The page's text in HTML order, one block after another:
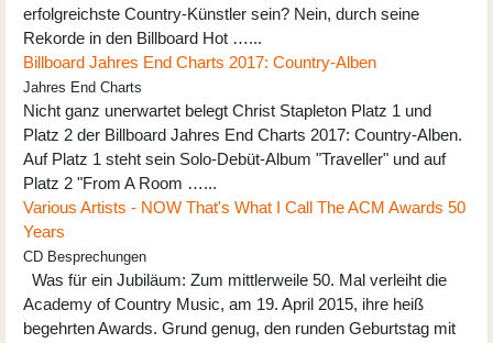
erfolgreichste Country-Künstler sein? Nein, durch seine
Rekorde in den Billboard Hot …...
Billboard Jahres End Charts 2017: Country-Alben
Jahres End Charts
Nicht ganz unerwartet belegt Christ Stapleton Platz 1 und
Platz 2 der Billboard Jahres End Charts 2017: Country-Alben.
Auf Platz 1 steht sein Solo-Debüt-Album "Traveller" und auf
Platz 2 "From A Room …...
Various Artists - NOW That's What I Call The ACM Awards 50
Years
CD Besprechungen
Was für ein Jubiläum: Zum mittlerweile 50. Mal verleiht die
Academy of Country Music, am 19. April 2015, ihre heiß
begehrten Awards. Grund genug, den runden Geburtstag mit